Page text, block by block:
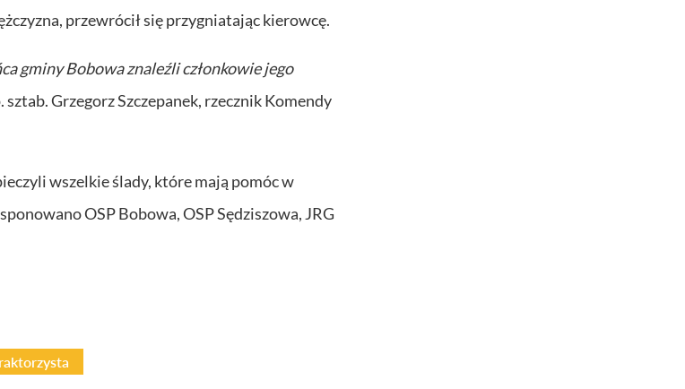
przewrócił się przygniatając kierowcę.
gminy Bobowa znaleźli członkowie jego
sztab. Grzegorz Szczepanek, rzecznik Komendy
wszelkie ślady, które mają pomóc w
OSP Bobowa, OSP Sędziszowa, JRG